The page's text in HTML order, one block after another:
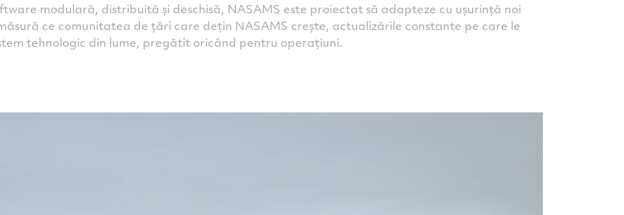
modulară, distribuită și deschisă, NASAMS este proiectat să adapteze cu ușurință noi
ce comunitatea de țări care dețin NASAMS crește, actualizările constante pe care le
tehnologic din lume, pregătit oricând pentru operațiuni.